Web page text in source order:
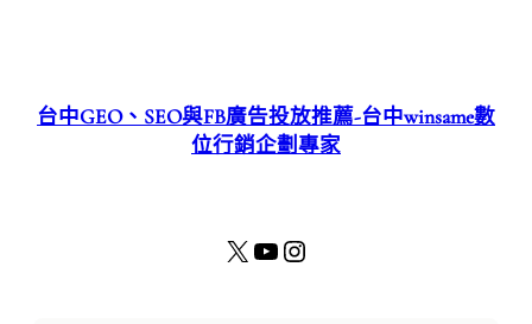
台中GEO、SEO與FB廣告投放推薦-台中winsame數
位行銷企劃專家
X YouTube Instagram